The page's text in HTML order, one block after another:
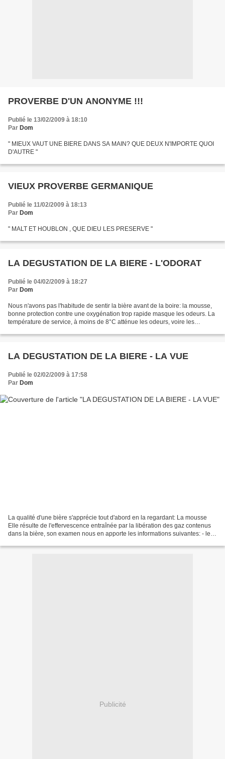
PROVERBE D'UN ANONYME !!!
Publié le 13/02/2009 à 18:10
Par Dom
" MIEUX VAUT UNE BIERE DANS SA MAIN? QUE DEUX N'IMPORTE QUOI
D'AUTRE "
VIEUX PROVERBE GERMANIQUE
Publié le 11/02/2009 à 18:13
Par Dom
" MALT ET HOUBLON , QUE DIEU LES PRESERVE "
LA DEGUSTATION DE LA BIERE - L'ODORAT
Publié le 04/02/2009 à 18:27
Par Dom
Nous n'avons pas l'habitude de sentir la bière avant de la boire: la mousse,
bonne protection contre une oxygénation trop rapide masque les odeurs. La
température de service, à moins de 8°C atténue les odeurs, voire les
LA DEGUSTATION DE LA BIERE - LA VUE
Publié le 02/02/2009 à 17:58
Par Dom
La qualité d'une bière s'apprécie tout d'abord en la regardant: La mousse
Elle résulte de l'effervescence entraînée par la libération des gaz contenus
dans la bière, son examen nous en apporte les informations suivantes: - les
Publicité